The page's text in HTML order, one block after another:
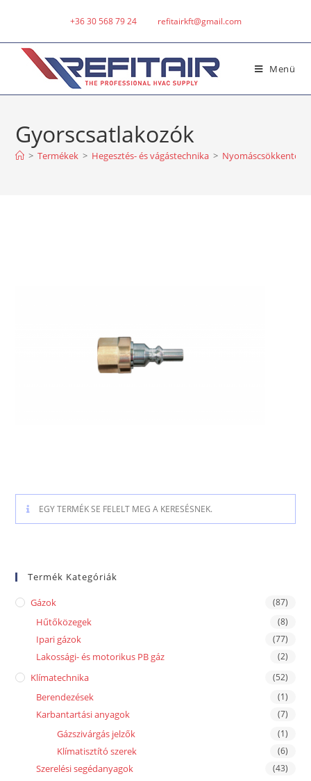
+36 30 568 79 24 refitairkft@gmail.com
Menü
Gyorscsatlakozók
> Termékek > Hegesztés- és vágástechnika > Nyomáscsökkentők
EGY TERMÉK SE FELELT MEG A KERESÉSNEK.
Termék Kategóriák
Gázok (87)
Hűtőközegek (8)
Ipari gázok (77)
Lakossági- és motorikus PB gáz (2)
Klímatechnika (52)
Berendezések (1)
Karbantartási anyagok (7)
Gázszivárgás jelzők (1)
Klímatisztító szerek (6)
Szerelési segédanyagok (43)